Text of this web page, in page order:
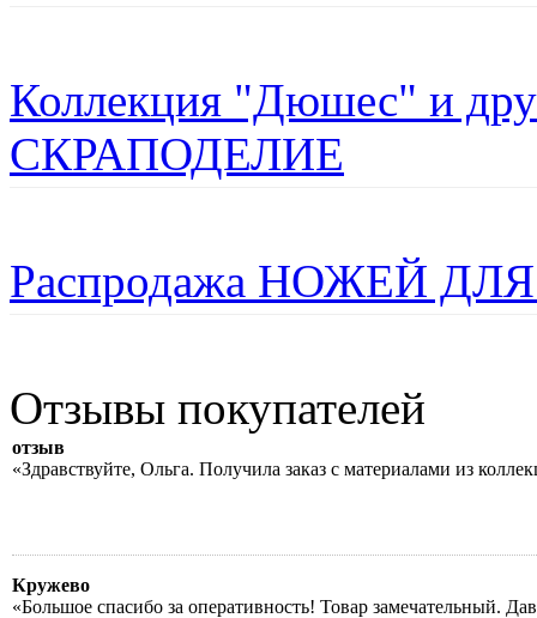
Коллекция "Дюшес" и
СКРАПОДЕЛИЕ
Распродажа НОЖЕЙ
Отзывы покупателей
отзыв
«Здравствуйте, Ольга. Получила заказ с материалами из
Кружево
«Большое спасибо за оперативность! Товар замечательный.